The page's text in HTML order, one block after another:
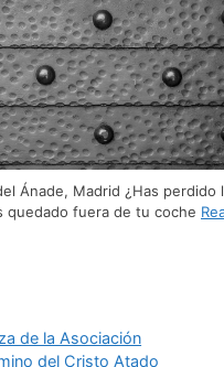
Ánade, Madrid ¿Has perdido
quedado fuera de tu coche
de la Asociación
del Cristo Atado